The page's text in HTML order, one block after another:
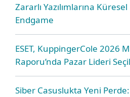
Zararlı Yazılımlarına
Endgame
ESET, KuppingerCole 2026
Raporu’nda Pazar Lideri
Siber Casuslukta Yeni Perde: